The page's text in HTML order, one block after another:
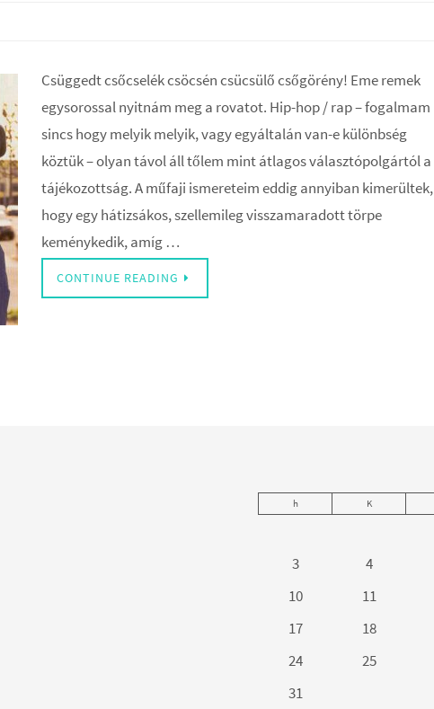
Csüggedt csőcselék csöcsén csücsülő csőgörény! Eme remek
egysorossal nyitnám meg a rovatot. Hip-hop / rap – fogalmam
sincs hogy melyik melyik, vagy egyáltalán van-e különbség
köztük – olyan távol áll tőlem mint átlagos választópolgártól a
tájékozottság. A műfaji ismereteim eddig annyiban kimerültek,
hogy egy hátizsákos, szellemileg visszamaradott törpe
keménykedik, amíg …
CONTINUE READING
h K
3
4
10
11
17
18
24
25
31